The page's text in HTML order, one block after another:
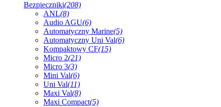
Bezpieczniki(208)
ANL(8)
Audio AGU(6)
Automatyczny Marine(5)
Automatyczny Uni Val(6)
Kompaktowy CF(15)
Micro 2(21)
Micro 3(3)
Mini Val(6)
Uni Val(11)
Maxi Val(8)
Maxi Compact(5)